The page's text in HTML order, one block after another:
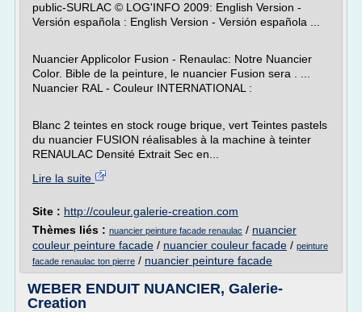
public-SURLAC © LOG'INFO 2009: English Version -
Versión española : English Version - Versión española ...
Nuancier Applicolor Fusion - Renaulac: Notre Nuancier
Color. Bible de la peinture, le nuancier Fusion sera . ...
Nuancier RAL - Couleur INTERNATIONAL :
Blanc 2 teintes en stock rouge brique, vert Teintes pastels
du nuancier FUSION réalisables à la machine à teinter
RENAULAC Densité Extrait Sec en...
Lire la suite
Site : http://couleur.galerie-creation.com
Thèmes liés : nuancier peinture facade renaulac / nuancier
couleur peinture facade / nuancier couleur facade / peinture
facade renaulac ton pierre / nuancier peinture facade
WEBER ENDUIT NUANCIER, Galerie-
Creation